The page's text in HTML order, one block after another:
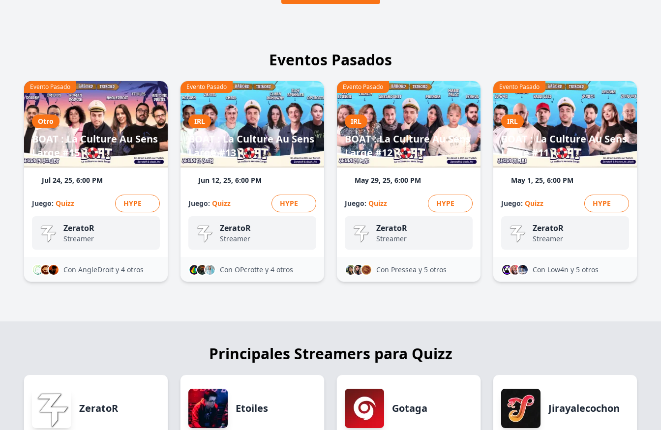
Eventos Pasados
Otro
BOAT : La Culture Au Sens
Large #15
Evento Pasado
Jul 24, 25, 6:00 PM
Juego: Quizz HYPE
ZeratoR
Streamer
Con AngleDroit y 4 otros
IRL
BOAT : La Culture Au Sens
Large #13
Evento Pasado
Jun 12, 25, 6:00 PM
Juego: Quizz HYPE
ZeratoR
Streamer
Con OPcrotte y 4 otros
IRL
BOAT : La Culture Au Sens
Large #12
Evento Pasado
May 29, 25, 6:00 PM
Juego: Quizz HYPE
ZeratoR
Streamer
Con Pressea y 5 otros
IRL
BOAT : La Culture Au Sens
Large #11
Evento Pasado
May 1, 25, 6:00 PM
Juego: Quizz HYPE
ZeratoR
Streamer
Con Low4n y 5 otros
Principales Streamers para Quizz
ZeratoR Etoiles Gotaga Jirayalecochon